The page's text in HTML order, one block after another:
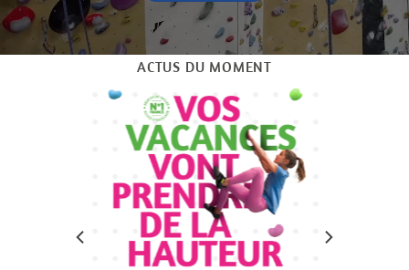
ACTUS DU MOMENT